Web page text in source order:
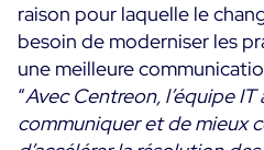
raison pour laquelle le
besoin de moderniser les
une meilleure
“Avec Centreon, l’équipe
communiquer et de mieux